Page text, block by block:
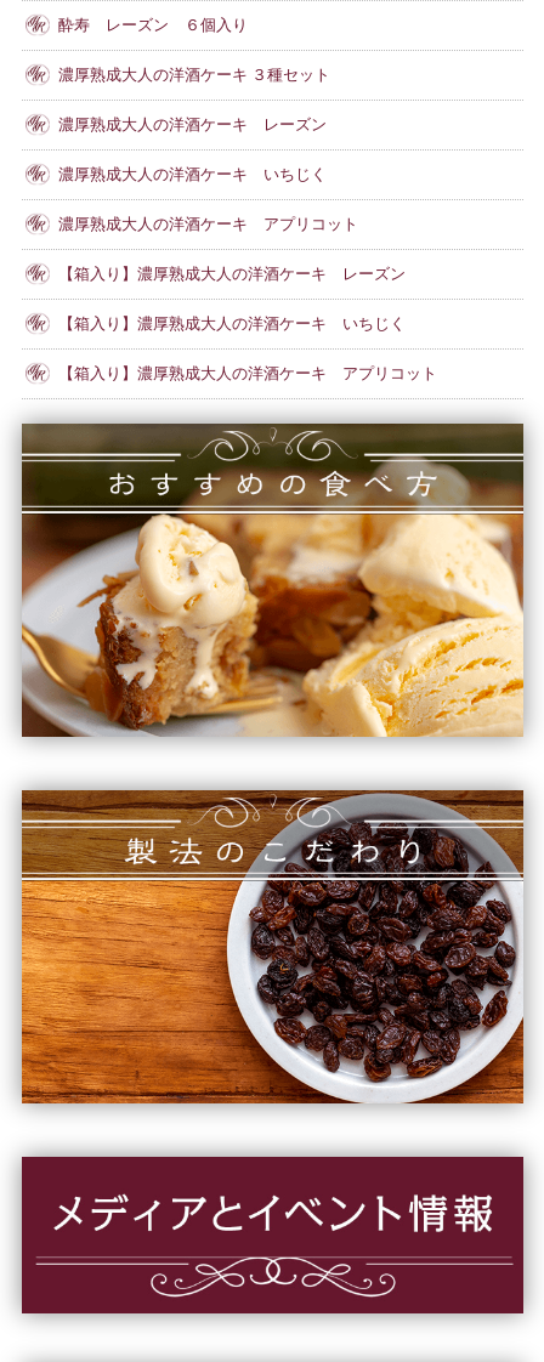
酔寿 レーズン ６個入り
濃厚熟成大人の洋酒ケーキ ３種セット
濃厚熟成大人の洋酒ケーキ レーズン
濃厚熟成大人の洋酒ケーキ いちじく
濃厚熟成大人の洋酒ケーキ アプリコット
【箱入り】濃厚熟成大人の洋酒ケーキ レーズン
【箱入り】濃厚熟成大人の洋酒ケーキ いちじく
【箱入り】濃厚熟成大人の洋酒ケーキ アプリコット